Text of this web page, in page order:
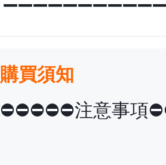
購買須知
⛔️⛔️⛔️⛔️⛔️注意事項